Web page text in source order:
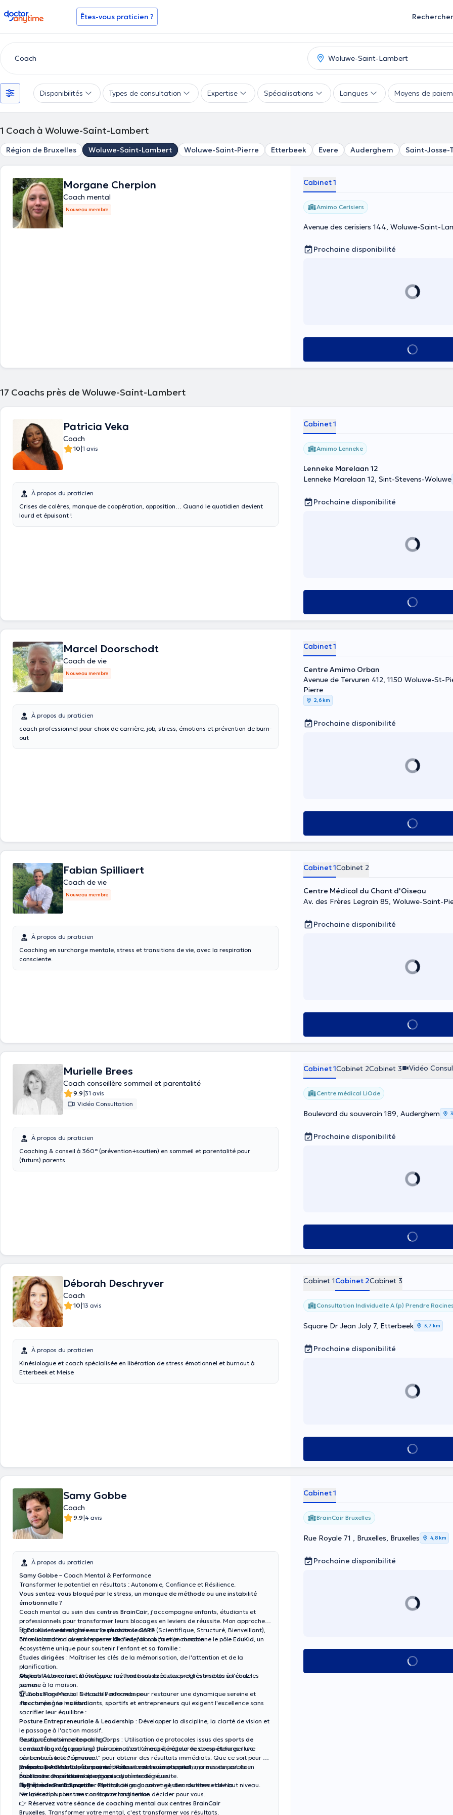
doctoranytime Êtes-vous praticien ? Rechercher
Disponibilités Types de consultation Expertise Spécialisations Langues Moyens de
1 Coach à Woluwe-Saint-Lambert
Région de Bruxelles Woluwe-Saint-Lambert Woluwe-Saint-Pierre Etterbeek Evere Auderghem Saint-Josse-
Morgane Cherpion
Coach mental
Nouveau membre
Cabinet 1
Amimo Cerisiers
Avenue des cerisiers 144, Woluwe-Saint-
Prochaine disponibilité
Voir tout
17 Coachs près de Woluwe-Saint-Lambert
Patricia Veka
Coach
10|1 avis
À propos du praticien
Crises de colères, manque de coopération, opposition… Quand le quotidien devient
lourd et épuisant !
Cabinet 1
Amimo Lenneke
Lenneke Marelaan 12
Lenneke Marelaan 12, Sint-Stevens-Woluwe
Prochaine disponibilité
Voir tout
Marcel Doorschodt
Coach de vie
Nouveau membre
À propos du praticien
coach professionnel pour choix de carrière, job, stress, émotions et prévention de burn-
out
Cabinet 1
Centre Amimo Orban
Avenue de Tervuren 412, 1150 Woluwe-St-
Pierre
2,6 km
Prochaine disponibilité
Voir tout
Fabian Spilliaert
Coach de vie
Nouveau membre
À propos du praticien
Coaching en surcharge mentale, stress et transitions de vie, avec la respiration
consciente.
Cabinet 1Cabinet 2
Centre Médical du Chant d'Oiseau
Av. des Frères Legrain 85, Woluwe-Saint-
Prochaine disponibilité
Voir tout
Murielle Brees
Coach conseillère sommeil et parentalité
9.9|31 avis
Vidéo Consultation
À propos du praticien
Coaching & conseil à 360° (prévention+soutien) en sommeil et parentalité pour
(futurs) parents
Cabinet 1Cabinet 2Cabinet 3 Vidéo
Centre médical LiOde
Boulevard du souverain 189, Auderghem
Prochaine disponibilité
Voir tout
Déborah Deschryver
Coach
10|13 avis
À propos du praticien
Kinésiologue et coach spécialisée en libération de stress émotionnel et burnout à
Etterbeek et Meise
Cabinet 1Cabinet 2Cabinet 3
Consultation Individuelle A (p) Prendre
Square Dr Jean Joly 7, Etterbeek 3,7 km
Prochaine disponibilité
Voir tout
Samy Gobbe
Coach
9.9|4 avis
À propos du praticien
Samy Gobbe – Coach Mental & Performance
Transformer le potentiel en résultats : Autonomie, Confiance et Résilience.
Vous sentez-vous bloqué par le stress, un manque de méthode ou une instabilité
émotionnelle ?
Coach mental au sein des centres BrainCair, j’accompagne enfants, étudiants et
professionnels pour transformer leurs blocages en leviers de réussite. Mon approche,
rigoureusement alignée sur leprotocole CARE (Scientifique, Structuré, Bienveillant),
offre un cadre clair pour passer de l'intention à l'action durable.
🚀 EduKid : Le tremplin vers la réussite scolaire
En collaboration avec Meryeme Khaled, j’ai conçu et je coordonne le pôle EduKid, un
écosystème unique pour soutenir l'enfant et sa famille :
Études dirigées : Maîtriser les clés de la mémorisation, de l'attention et de la
planification.
Ateliers Autonomie :Développer les fonctions exécutives et l'estime de soi chez les
jeunes.
Brunchs Parentaux : Des outils concrets pour restaurer une dynamique sereine et
structurée à la maison.
Objectif :Un enfant motivé, une méthode solide et des progrès visibles à l'école
comme à la maison.
🏆 Coaching Mental & Haute Performance
J’accompagne lesétudiants, sportifs et entrepreneurs qui exigent l'excellence sans
sacrifier leur équilibre :
Posture Entrepreneuriale & Leadership : Développer la discipline, la clarté de vision et
le passage à l'action massif.
Gestion Émotionnelle par le Corps : Utilisation de protocoles issus des sports de
combat (boxe/grappling) pour canaliser l'énergie, réguler le stress et forger une
résilience à toute épreuve.
Préparation Mentale de pointe :Réussir vos examens, pitchs, prises de parole en
public ou compétitions sportives.
Hygiène de Performance :Optimisation du sommeil, des routines et de la
récupération pour une constance long terme.
Pourquoi choisir ce coaching ?
Le coaching n’est pas une thérapie ; c’est unaccélérateur de compétences. Il se
concentre sur le "comment" pour obtenir des résultats immédiats. Que ce soit pour un
jeune en perte de repères ou un professionnel sous pression, ma mission est de
construire avec vous votre propre système de réussite.
Enfants & Ados :Confiance, méthode et calme émotionnel.
Étudiants :Focus total et organisation stratégique.
Entrepreneurs & Sportifs :Mental de gagnant et gestion du stress de haut niveau.
🎯 Prêt à franchir un palier ?
Ne laissez plus le stress ou la procrastination décider pour vous.
👉 Réservez votre séance de coaching mental aux centres BrainCair
Bruxelles. Transformer votre mental, c'est transformer vos résultats.
Cabinet 1
BrainCair Bruxelles
Rue Royale 71 , Bruxelles, Bruxelles 4,8 km
Prochaine disponibilité
Voir tout